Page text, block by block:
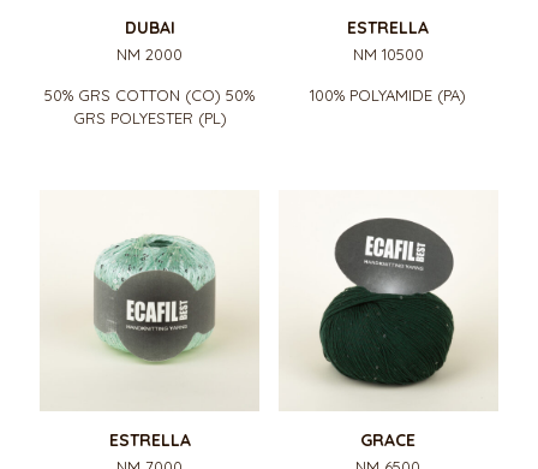
DUBAI
NM 2000
50% GRS COTTON (CO) 50%
GRS POLYESTER (PL)
ESTRELLA
NM 10500
100% POLYAMIDE (PA)
ESTRELLA GRACE